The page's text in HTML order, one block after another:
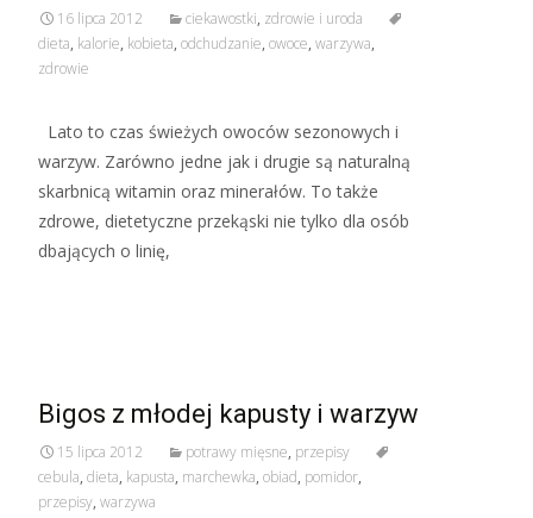
16 lipca 2012 ciekawostki, zdrowie i uroda
dieta, kalorie, kobieta, odchudzanie, owoce, warzywa,
zdrowie
Lato to czas świeżych owoców sezonowych i
warzyw. Zarówno jedne jak i drugie są naturalną
skarbnicą witamin oraz minerałów. To także
zdrowe, dietetyczne przekąski nie tylko dla osób
dbających o linię,
Bigos z młodej kapusty i warzyw
15 lipca 2012 potrawy mięsne, przepisy
cebula, dieta, kapusta, marchewka, obiad, pomidor,
przepisy, warzywa